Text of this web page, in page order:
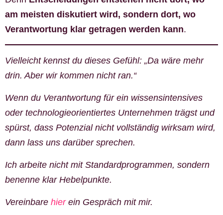
am meisten diskutiert wird, sondern dort, wo
Verantwortung klar getragen werden kann.
Vielleicht kennst du dieses Gefühl: „Da wäre mehr
drin. Aber wir kommen nicht ran.“
Wenn du Verantwortung für ein wissensintensives
oder technologieorientiertes Unternehmen trägst und
spürst, dass Potenzial nicht vollständig wirksam wird,
dann lass uns darüber sprechen.
Ich arbeite nicht mit Standardprogrammen, sondern
benenne klar Hebelpunkte.
Vereinbare hierein Gespräch mit mir.